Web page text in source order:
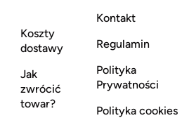
Koszty
dostawy
Jak
zwrócić
towar?
Kontakt
Regulamin
Polityka
Prywatności
Polityka cookies